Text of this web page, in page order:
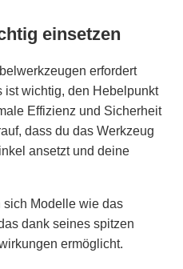
einsetzen
erfordert
ist wichtig, den Hebelpunkt
Effizienz und Sicherheit
dass du das Werkzeug
ansetzt und deine
sich Modelle wie das
dank seines spitzen
ermöglicht.